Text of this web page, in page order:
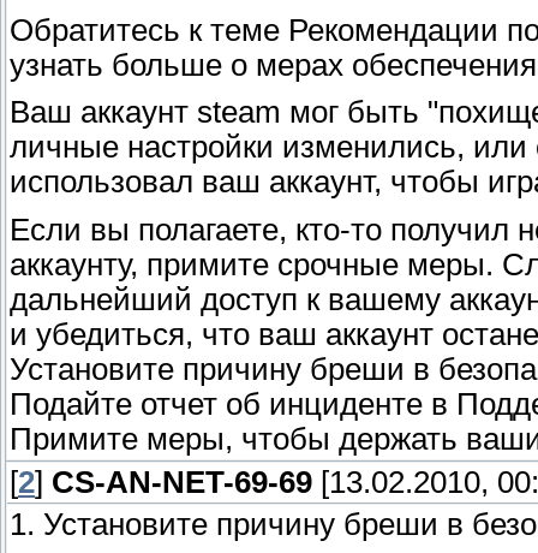
Обратитесь к теме Рекомендации
узнать больше о мерах
Ваш аккаунт steam мог быть
личные настройки изменились, или
использовал ваш аккаунт, чтобы
Если вы полагаете, кто-то получил
аккаунту, примите срочные меры.
дальнейший доступ к вашему
и убедиться, что ваш аккаунт
Установите причину бреши в
Подайте отчет об инциденте в
Примите меры, чтобы держать
[2] CS-AN-NET-69-69 [13.02.2010,
1. Установите причину бреши в